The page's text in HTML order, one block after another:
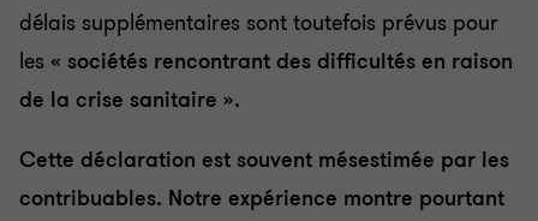
délais supplémentaires sont toutefois prévus pour
les « sociétés rencontrant des difficultés en raison
de la crise sanitaire ».
Cette déclaration est souvent mésestimée par les
contribuables. Notre expérience montre pourtant